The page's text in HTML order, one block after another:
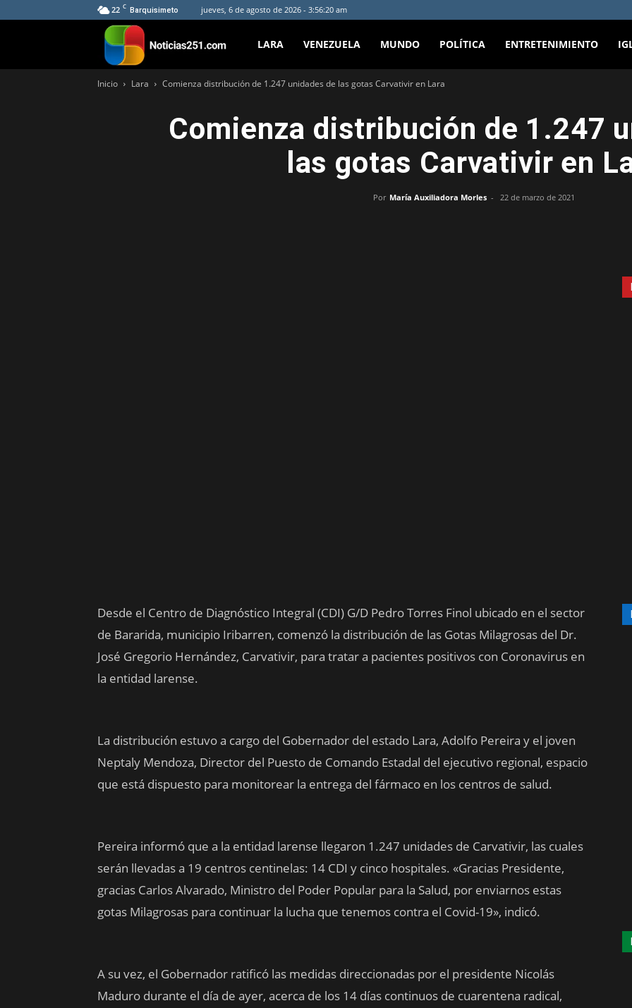
22 C Barquisimeto jueves, 6 de agosto de 2026 - 3:56:20 am
Noticias251
LARA VENEZUELA MUNDO POLÍTICA ENTRETENIMIENTO
Inicio Lara Comienza distribución de 1.247 unidades de las gotas Carvativir en Lara
Comienza distribución de 1.247
las gotas Carvativir en
Por María Auxiliadora Morles - 22 de marzo de 2021
Desde el Centro de Diagnóstico Integral (CDI) G/D Pedro Torres Finol ubicado en el sector
de Bararida, municipio Iribarren, comenzó la distribución de las Gotas Milagrosas del Dr.
José Gregorio Hernández, Carvativir, para tratar a pacientes positivos con Coronavirus en
la entidad larense.
La distribución estuvo a cargo del Gobernador del estado Lara, Adolfo Pereira y el joven
Neptaly Mendoza, Director del Puesto de Comando Estadal del ejecutivo regional, espacio
que está dispuesto para monitorear la entrega del fármaco en los centros de salud.
Pereira informó que a la entidad larense llegaron 1.247 unidades de Carvativir, las cuales
serán llevadas a 19 centros centinelas: 14 CDI y cinco hospitales. «Gracias Presidente,
gracias Carlos Alvarado, Ministro del Poder Popular para la Salud, por enviarnos estas
gotas Milagrosas para continuar la lucha que tenemos contra el Covid-19», indicó.
A su vez, el Gobernador ratificó las medidas direccionadas por el presidente Nicolás
Maduro durante el día de ayer, acerca de los 14 días continuos de cuarentena radical,